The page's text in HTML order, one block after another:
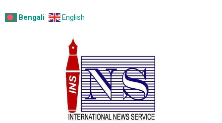
Bengali English